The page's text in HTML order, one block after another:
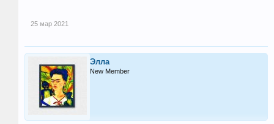
25 мар 2021
Элла
New Member